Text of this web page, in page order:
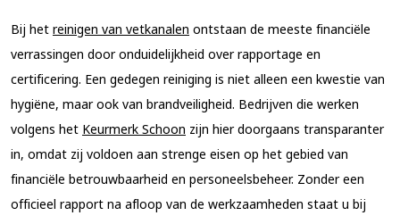
Bij het reinigen van vetkanalen ontstaan de meeste financiële
verrassingen door onduidelijkheid over rapportage en
certificering. Een gedegen reiniging is niet alleen een kwestie van
hygiëne, maar ook van brandveiligheid. Bedrijven die werken
volgens het Keurmerk Schoon zijn hier doorgaans transparanter
in, omdat zij voldoen aan strenge eisen op het gebied van
financiële betrouwbaarheid en personeelsbeheer. Zonder een
officieel rapport na afloop van de werkzaamheden staat u bij